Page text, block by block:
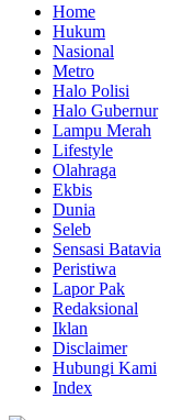
Home
Hukum
Nasional
Metro
Halo Polisi
Halo Gubernur
Lampu Merah
Lifestyle
Olahraga
Ekbis
Dunia
Seleb
Sensasi Batavia
Peristiwa
Lapor Pak
Redaksional
Iklan
Disclaimer
Hubungi Kami
Index